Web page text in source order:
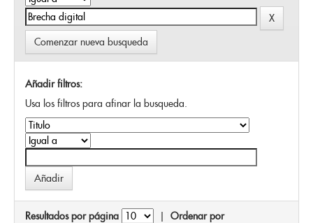
Comenzar nueva busqueda
Añadir filtros:
Usa los filtros para afinar la busqueda.
Resultados por página | Ordenar por